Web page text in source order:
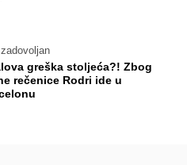
greška stoljeća?! Zbog
rečenice Rodri ide u